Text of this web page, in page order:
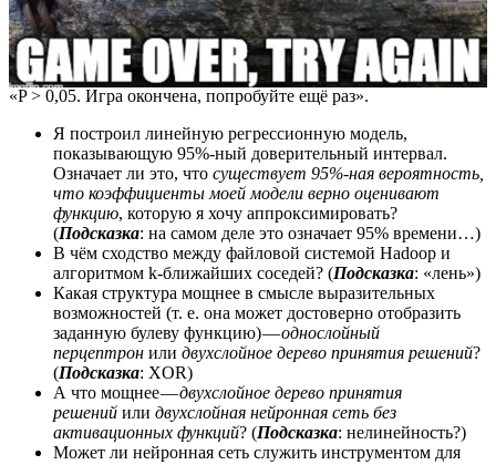
«P > 0,05. Игра окончена, попробуйте ещё раз».
Я построил линейную регрессионную модель,
показывающую 95%-ный доверительный интервал.
Означает ли это, что существует 95%-ная вероятность,
что коэффициенты моей модели верно оценивают
функцию, которую я хочу аппроксимировать?
(Подсказка: на самом деле это означает 95% времени…)
В чём сходство между файловой системой Hadoop и
алгоритмом k-ближайших соседей? (Подсказка: «лень»)
Какая структура мощнее в смысле выразительных
возможностей (т. е. она может достоверно отобразить
заданную булеву функцию) —однослойный
перцептрон или двухслойное дерево принятия решений?
(Подсказка: XOR)
А что мощнее —двухслойное дерево принятия
решений или двухслойная нейронная сеть без
активационных функций? (Подсказка: нелинейность?)
Может ли нейронная сеть служить инструментом для